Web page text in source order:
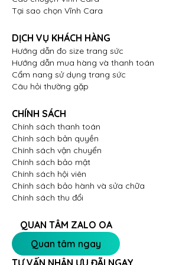
sự gắn kết bền chặt trong hôn nhân.
nam CA-0227 đã chinh phục được
quý ông. Hãy đến Vĩnh Cara để sở
sức cao cấp này nhé!
Tại sao chọn Vĩnh Cara
DỊCH VỤ KHÁCH HÀNG
Hướng dẫn đo size trang sức
Hướng dẫn mua hàng và thanh toán
Cẩm nang sử dụng trang sức
Câu hỏi thường gặp
CHÍNH SÁCH
Chính sách thanh toán
Chính sách bản quyền
Chính sách vận chuyển
Chính sách bảo mật
Chính sách hội viên
Chính sách bảo hành và sửa chữa
Chính sách thu đổi
QUAN TÂM ZALO OA
Quan tâm ngay